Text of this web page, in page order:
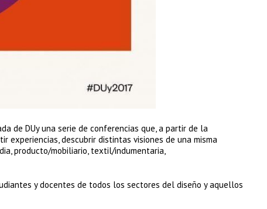
de DUy una serie de conferencias que, a partir de la
experiencias, descubrir distintas visiones de una misma
producto/mobiliario, textil/indumentaria,
y docentes de todos los sectores del diseño y aquellos